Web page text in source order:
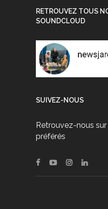
RETROUVEZ TOUS
SOUNDCLOUD
SUIVEZ-NOUS
Retrouvez-nous
préférés